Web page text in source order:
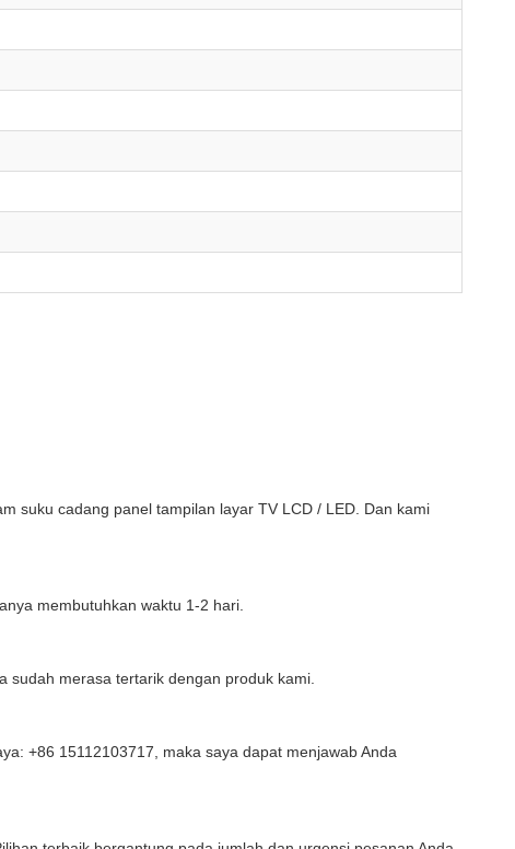
suku cadang panel tampilan layar TV LCD / LED. Dan kami
membutuhkan waktu 1-2 hari.
sudah merasa tertarik dengan produk kami.
+86 15112103717, maka saya dapat menjawab Anda